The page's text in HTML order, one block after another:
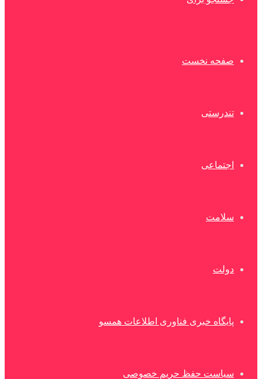
صفحه نخست
تندرستی
اجتماعی
سلامت
دولت
پایگاه خبری فناوری اطلاعات همسو
سیاست حفظ حریم خصوصی